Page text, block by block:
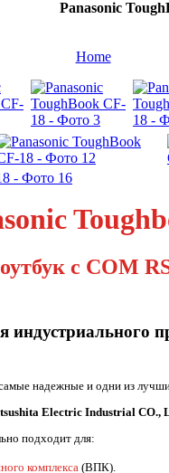
Panasonic
Home
с COM
индустриального
надежные и одни из
Electric Industrial CO.,
подходит для:
комплекса (ВПК).